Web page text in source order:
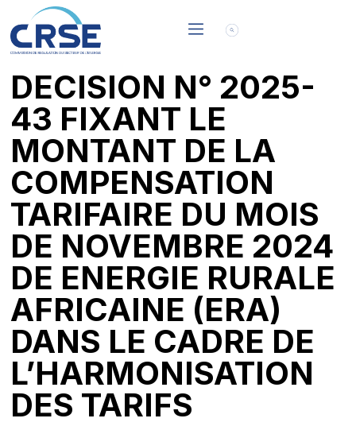
DECISION N° 2025-
43 FIXANT LE
MONTANT DE LA
COMPENSATION
TARIFAIRE DU MOIS
DE NOVEMBRE 2024
DE ENERGIE RURALE
AFRICAINE (ERA)
DANS LE CADRE DE
L’HARMONISATION
DES TARIFS